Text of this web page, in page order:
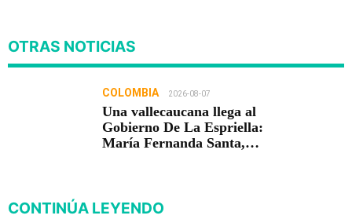
OTRAS NOTICIAS
COLOMBIA 2026-08-07
Una vallecaucana llega al
Gobierno De La Espriella:
María Fernanda Santa,
CONTINÚA LEYENDO